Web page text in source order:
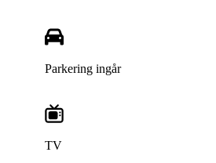
Parkering ingår
TV